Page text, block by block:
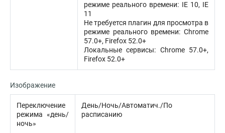
режиме реального времени: IE 10, IE
11
Не требуется плагин для просмотра в
режиме реального времени: Chrome
57.0+, Firefox 52.0+
Локальные сервисы: Chrome 57.0+,
Firefox 52.0+
Изображение
Переключение
режима «день/
ночь»
День/Ночь/Автоматич./По
расписанию